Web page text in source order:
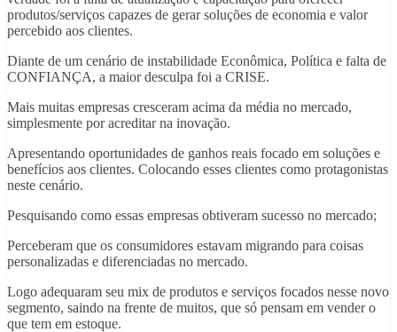
produtos/serviços capazes de gerar soluções de economia e valor
percebido aos clientes.
Diante de um cenário de instabilidade Econômica, Política e falta de
CONFIANÇA, a maior desculpa foi a CRISE.
Mais muitas empresas cresceram acima da média no mercado,
simplesmente por acreditar na inovação.
Apresentando oportunidades de ganhos reais focado em soluções e
benefícios aos clientes. Colocando esses clientes como protagonistas
neste cenário.
Pesquisando como essas empresas obtiveram sucesso no mercado;
Perceberam que os consumidores estavam migrando para coisas
personalizadas e diferenciadas no mercado.
Logo adequaram seu mix de produtos e serviços focados nesse novo
segmento, saindo na frente de muitos, que só pensam em vender o
que tem em estoque.